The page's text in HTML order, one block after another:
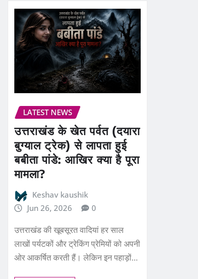
LATEST NEWS
उत्तराखंड के खेत पर्वत (दयारा
बुग्याल ट्रेक) से लापता हुई
बबीता पांडे: आखिर क्या है पूरा
मामला?
Keshav kaushik
Jun 26, 2026
0
उत्तराखंड की खूबसूरत वादियां हर साल
लाखों पर्यटकों और ट्रेकिंग प्रेमियों को अपनी
ओर आकर्षित करती हैं। लेकिन इन पहाड़ों…